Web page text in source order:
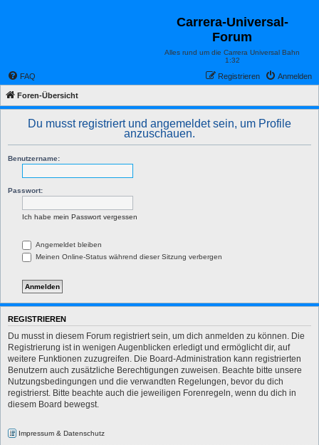
Carrera-Universal-
Forum
Alles rund um die Carrera Universal Bahn
1:32
FAQ Anmelden
Registrieren
Foren-Übersicht
Du musst registriert und angemeldet sein, um Profile
anzuschauen.
Benutzername:
Passwort:
Ich habe mein Passwort vergessen
Angemeldet bleiben
Meinen Online-Status während dieser Sitzung verbergen
REGISTRIEREN
Du musst in diesem Forum registriert sein, um dich anmelden zu können. Die
Registrierung ist in wenigen Augenblicken erledigt und ermöglicht dir, auf
weitere Funktionen zuzugreifen. Die Board-Administration kann registrierten
Benutzern auch zusätzliche Berechtigungen zuweisen. Beachte bitte unsere
Nutzungsbedingungen und die verwandten Regelungen, bevor du dich
registrierst. Bitte beachte auch die jeweiligen Forenregeln, wenn du dich in
diesem Board bewegst.
Impressum & Datenschutz